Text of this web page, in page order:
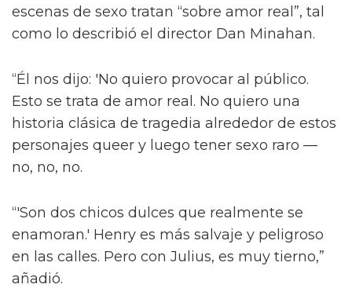
escenas de sexo tratan “sobre amor real”, tal
como lo describió el director Dan Minahan.
“Él nos dijo: 'No quiero provocar al público.
Esto se trata de amor real. No quiero una
historia clásica de tragedia alrededor de estos
personajes queer y luego tener sexo raro —
no, no, no.
“'Son dos chicos dulces que realmente se
enamoran.' Henry es más salvaje y peligroso
en las calles. Pero con Julius, es muy tierno,”
añadió.